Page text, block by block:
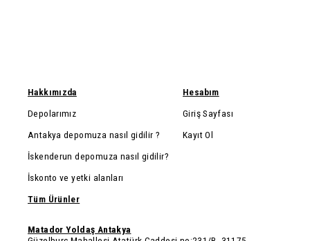
Hakkımızda
Depolarımız
Antakya depomuza nasıl gidilir ?
İskenderun depomuza nasıl gidilir?
İskonto ve yetki alanları
Hesabım
Giriş Sayfası
Kayıt Ol
Tüm Ürünler
Matador Yoldaş Antakya